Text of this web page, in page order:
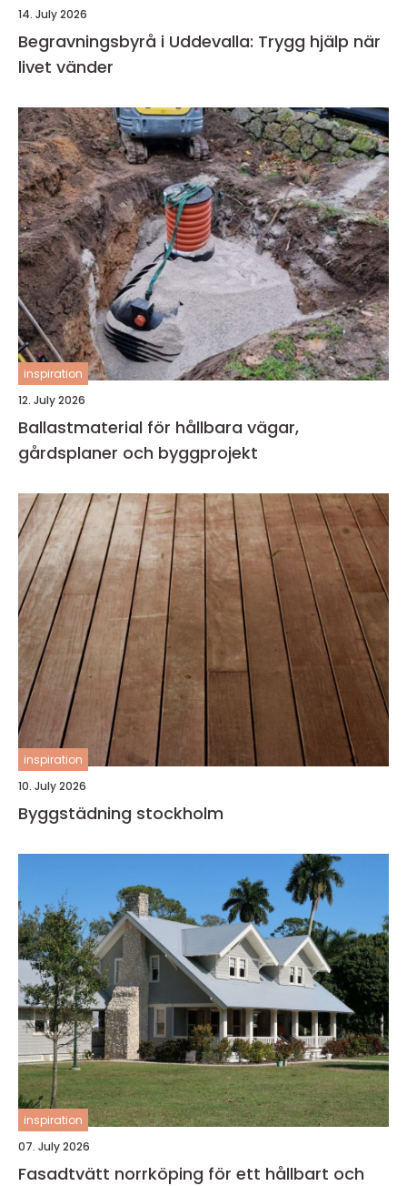
14. July 2026
Begravningsbyrå i Uddevalla: Trygg hjälp när
livet vänder
inspiration
12. July 2026
Ballastmaterial för hållbara vägar,
gårdsplaner och byggprojekt
inspiration
10. July 2026
Byggstädning stockholm
inspiration
07. July 2026
Fasadtvätt norrköping för ett hållbart och